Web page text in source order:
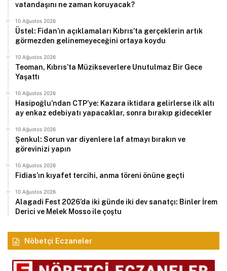
vatandaşını ne zaman koruyacak?
10 Ağustos 2026
Üstel: Fidan’ın açıklamaları Kıbrıs’ta gerçeklerin artık
görmezden gelinemeyeceğini ortaya koydu
10 Ağustos 2026
Teoman, Kıbrıs’ta Müzikseverlere Unutulmaz Bir Gece
Yaşattı
10 Ağustos 2026
Hasipoğlu’ndan CTP’ye: Kazara iktidara gelirlerse ilk altı
ay enkaz edebiyatı yapacaklar, sonra bırakıp gidecekler
10 Ağustos 2026
Şenkul: Sorun var diyenlere laf atmayı bırakın ve
görevinizi yapın
10 Ağustos 2026
Fidias’ın kıyafet tercihi, anma töreni önüne geçti
10 Ağustos 2026
Alagadi Fest 2026’da iki günde iki dev sanatçı: Binler İrem
Derici ve Melek Mosso ile çoştu
Nöbetçi Eczaneler